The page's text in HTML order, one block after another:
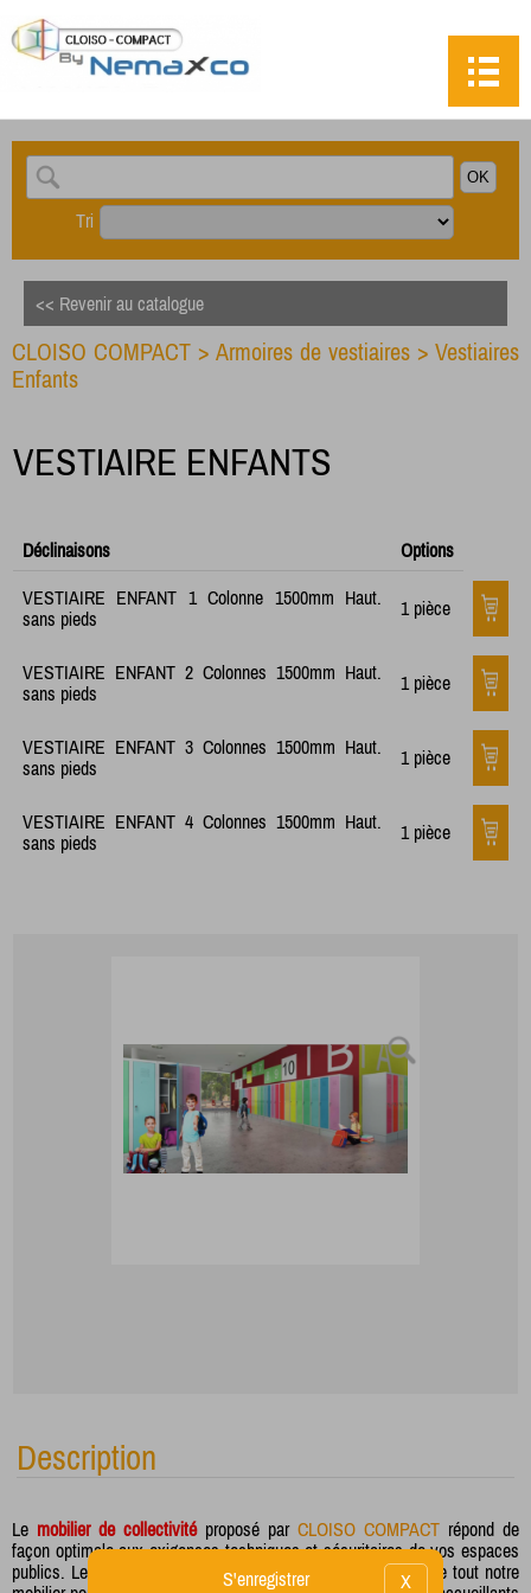
Tri
<< Revenir au catalogue
CLOISO COMPACT > Armoires de vestiaires > Vestiaires
Enfants
VESTIAIRE ENFANTS
Déclinaisons Options
VESTIAIRE ENFANT 1 Colonne 1500mm Haut.
sans pieds
1 pièce
VESTIAIRE ENFANT 2 Colonnes 1500mm Haut.
sans pieds
1 pièce
VESTIAIRE ENFANT 3 Colonnes 1500mm Haut.
sans pieds
1 pièce
VESTIAIRE ENFANT 4 Colonnes 1500mm Haut.
sans pieds
1 pièce
Description
Le mobilier de collectivitéproposé par CLOISO COMPACT répond de
façon optimale aux exigences techniques et sécuritaires de vos espaces
publics. Le large choix de modèles et la parfaite modularité de tout notre
X
S'enregistrer